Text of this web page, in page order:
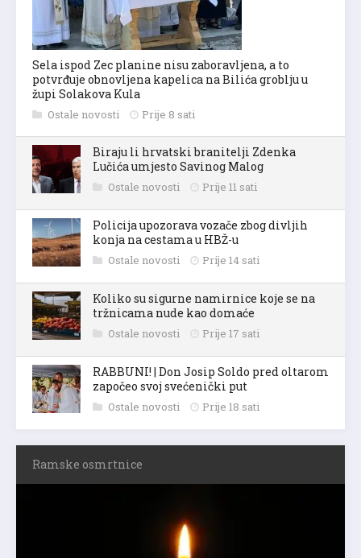
Sela ispod Zec planine nisu zaboravljena, a to
potvrđuje obnovljena kapelica na Bilića groblju u
župi Solakova Kula
Ostale novosti Prije 8 sati
Biraju li hrvatski branitelji Zdenka
Lučića umjesto Savinog Malog
Ostale novosti Prije 11 sati
Policija upozorava vozače zbog divljih
konja na cestama u HBŽ-u
Ostale novosti Prije 14 sati
Koliko su sigurne namirnice koje se na
tržnicama nude kao domaće
Ostale novosti Prije 17 sati
RABBUNI! | Don Josip Soldo pred oltarom
započeo svoj svećenički put
Ostale novosti Prije 18 sati
Ramske osmrtnice